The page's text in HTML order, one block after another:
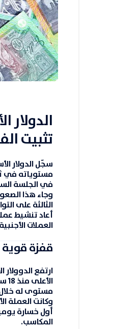
تثبيت
سجّلالدولار
مستوياته في
في الجلسة
وجاء هذا
الثالثة على
أعاد تنشيط
العملات
قفزة قوية
ارتفع
الأعلى منذ18 سبتمبر الماضي
مستوى له
وكانت العملة
أول خسارة
المكاسب.